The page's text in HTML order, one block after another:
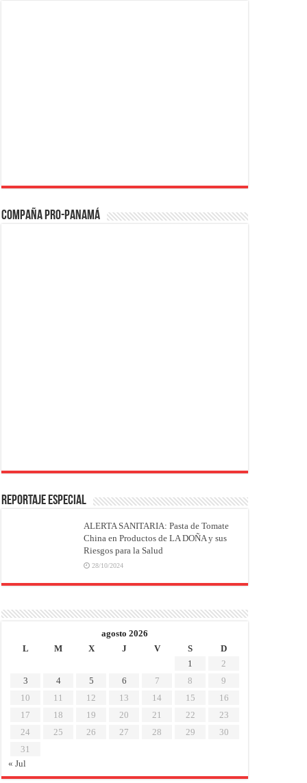
Compaña PRO-Panamá
REPORTAJE ESPECIAL
ALERTA SANITARIA: Pasta de Tomate
China en Productos de LA DOÑA y sus
Riesgos para la Salud
28/10/2024
agosto 2026
L
M X J V S
D
1
2
3
4 5 6 7 8
9
10
11 12 13 14 15
16
17
18 19 20 21 22
23
24
25 26 27 28 29
30
31
« Jul